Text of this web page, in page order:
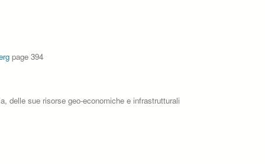
page 394
delle sue risorse geo-economiche e infrastrutturali